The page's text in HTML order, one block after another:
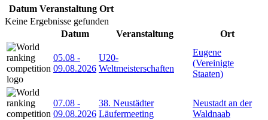
Datum Veranstaltung Ort
Keine Ergebnisse gefunden
Datum
Veranstaltung Ort
05.08 -
09.08.2026
U20-
Weltmeisterschaften
Eugene
(Vereinigte
Staaten)
07.08 -
09.08.2026
38. Neustädter
Läufermeeting
Neustadt an der
Waldnaab